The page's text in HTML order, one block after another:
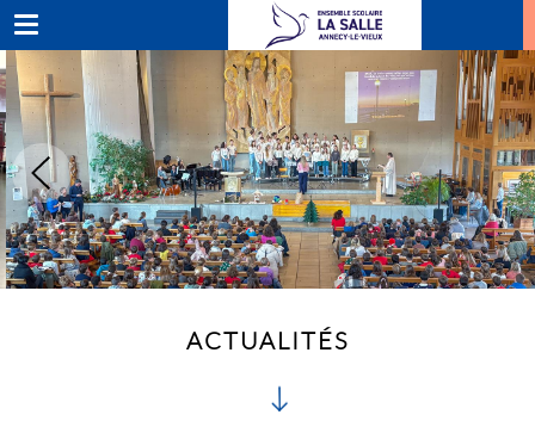
ACTUALITÉS